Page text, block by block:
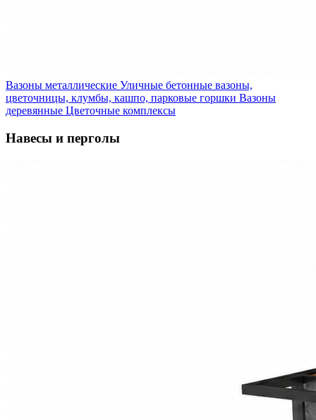
Вазоны металлические Уличные бетонные вазоны,
цветочницы, клумбы, кашпо, парковые горшки Вазоны
деревянные Цветочные комплексы
Навесы и перголы